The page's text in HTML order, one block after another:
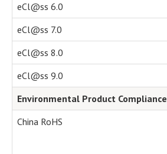
eCl@ss 6.0
eCl@ss 7.0
eCl@ss 8.0
eCl@ss 9.0
Environmental Product Compliance
China RoHS